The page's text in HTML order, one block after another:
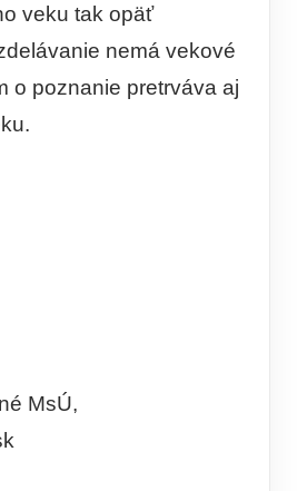
veku tak opäť
nemá vekové
o poznanie pretrváva aj
MsÚ,